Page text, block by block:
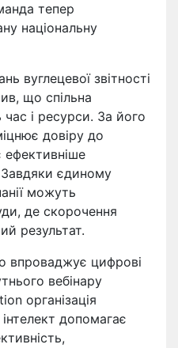
тепер
національну
вуглецевої звітності
що спільна
і ресурси. За його
довіру до
ефективніше
Завдяки єдиному
можуть
де скорочення
результат.
впроваджує цифрові
вебінару
організація
допомагає